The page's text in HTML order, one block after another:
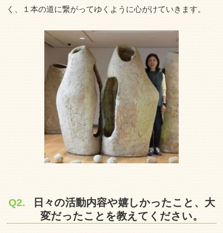
く、１本の道に繋がってゆくように心がけていきます。
Q2.
日々の活動内容や嬉しかったこと、大
変だったことを教えてください。